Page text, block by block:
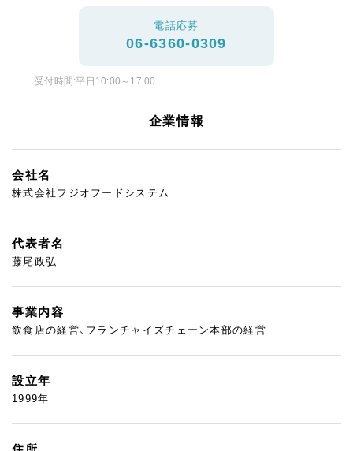
電話応募
06-6360-0309
受付時間:平日10:00～17:00
企業情報
会社名
株式会社フジオフードシステム
代表者名
藤尾政弘
事業内容
飲食店の経営、フランチャイズチェーン本部の経営
設立年
1999年